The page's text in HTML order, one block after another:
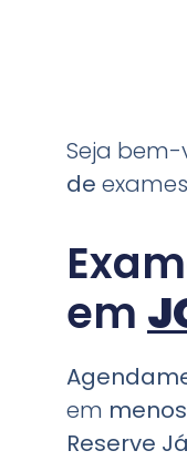
Seja
de
em
em
Reserve Já